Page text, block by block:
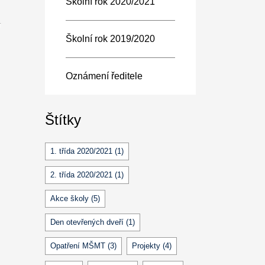
Školní rok 2019/2020
Oznámení ředitele
Štítky
1. třída 2020/2021 (1)
2. třída 2020/2021 (1)
Akce školy (5)
Den otevřených dveří (1)
Opatření MŠMT (3) Projekty (4)